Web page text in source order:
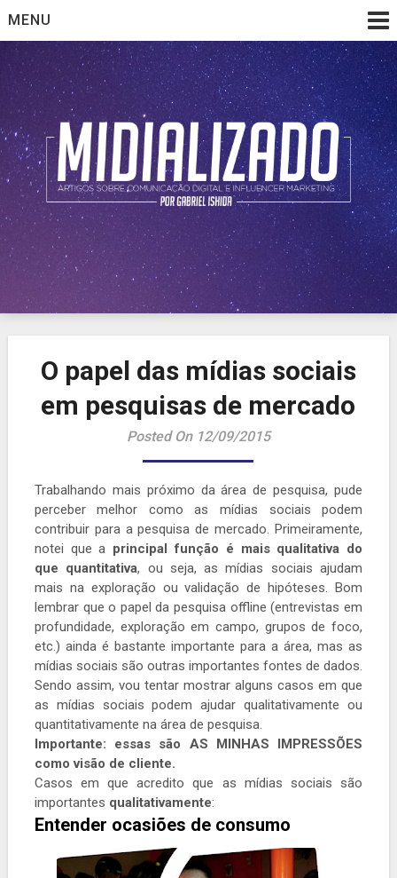
to
content
MENU
Midializado
Artigos sobre comunicação digital e influencer marketing
O papel das mídias sociais
em pesquisas de mercado
Posted On 12/09/2015
Trabalhando mais próximo da área de pesquisa, pude
perceber melhor como as mídias sociais podem
contribuir para a pesquisa de mercado. Primeiramente,
notei que a principal função é mais qualitativa do
que quantitativa, ou seja, as mídias sociais ajudam
mais na exploração ou validação de hipóteses. Bom
lembrar que o papel da pesquisa offline (entrevistas em
profundidade, exploração em campo, grupos de foco,
etc.) ainda é bastante importante para a área, mas as
mídias sociais são outras importantes fontes de dados.
Sendo assim, vou tentar mostrar alguns casos em que
as mídias sociais podem ajudar qualitativamente ou
quantitativamente na área de pesquisa.
Importante: essas são AS MINHAS IMPRESSÕES
como visão de cliente.
Casos em que acredito que as mídias sociais são
importantes qualitativamente:
Entender ocasiões de consumo